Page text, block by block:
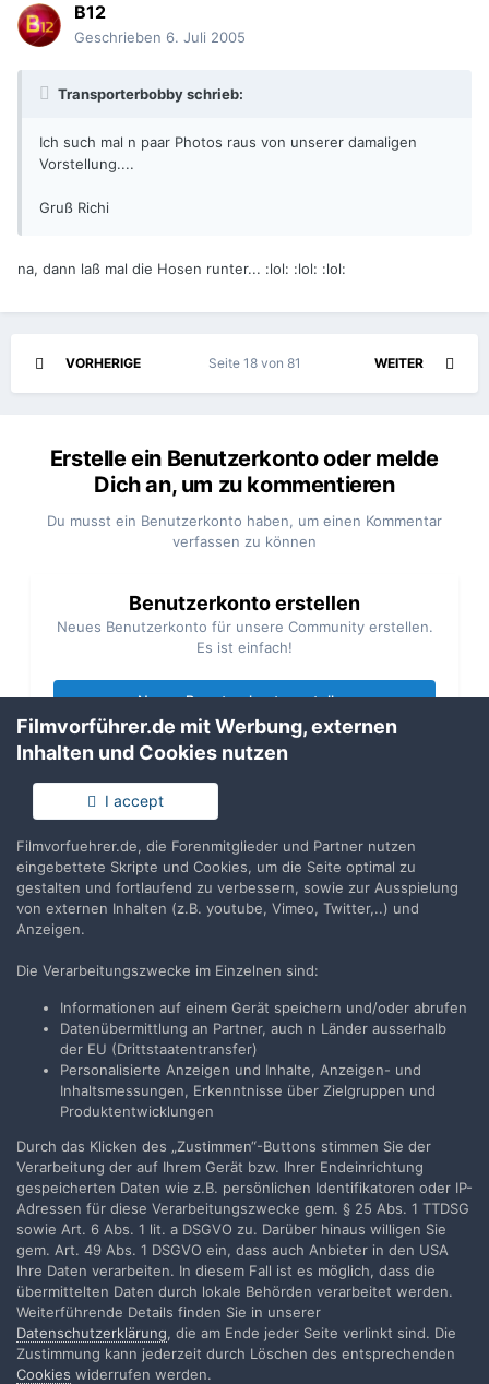
B12
Geschrieben 6. Juli 2005
Transporterbobby schrieb:
Ich such mal n paar Photos raus von unserer damaligen
Vorstellung....
Gruß Richi
na, dann laß mal die Hosen runter... :lol: :lol: :lol:
VORHERIGE WEITER
Seite 18 von 81
Erstelle ein Benutzerkonto oder melde
Dich an, um zu kommentieren
Du musst ein Benutzerkonto haben, um einen Kommentar
verfassen zu können
Benutzerkonto erstellen
Neues Benutzerkonto für unsere Community erstellen.
Es ist einfach!
Neues Benutzerkonto erstellen
Du hast bereits ein Benutzerkonto? Melde Dich hier an.
Jetzt anmelden
Teilen Folgen
Zur Themenübersicht
Filmvorführer.de via Google durchsuchen:
Sprache
Impressum / Datenschutzerklärung
Nutzungsbedingungen
Realisierung: IN-Solution
Powered by Invision Community
Filmvorführer.de mit Werbung, externen
Inhalten und Cookies nutzen
I accept
Filmvorfuehrer.de, die Forenmitglieder und Partner nutzen
eingebettete Skripte und Cookies, um die Seite optimal zu
gestalten und fortlaufend zu verbessern, sowie zur Ausspielung
von externen Inhalten (z.B. youtube, Vimeo, Twitter,..) und
Anzeigen.
Die Verarbeitungszwecke im Einzelnen sind:
Informationen auf einem Gerät speichern und/oder abrufen
Datenübermittlung an Partner, auch n Länder ausserhalb
der EU (Drittstaatentransfer)
Personalisierte Anzeigen und Inhalte, Anzeigen- und
Inhaltsmessungen, Erkenntnisse über Zielgruppen und
Produktentwicklungen
Durch das Klicken des „Zustimmen“-Buttons stimmen Sie der
Verarbeitung der auf Ihrem Gerät bzw. Ihrer Endeinrichtung
gespeicherten Daten wie z.B. persönlichen Identifikatoren oder IP-
Adressen für diese Verarbeitungszwecke gem. § 25 Abs. 1 TTDSG
sowie Art. 6 Abs. 1 lit. a DSGVO zu. Darüber hinaus willigen Sie
gem. Art. 49 Abs. 1 DSGVO ein, dass auch Anbieter in den USA
Ihre Daten verarbeiten. In diesem Fall ist es möglich, dass die
übermittelten Daten durch lokale Behörden verarbeitet werden.
Weiterführende Details finden Sie in unserer
Datenschutzerklärung, die am Ende jeder Seite verlinkt sind. Die
Zustimmung kann jederzeit durch Löschen des entsprechenden
Cookies widerrufen werden.